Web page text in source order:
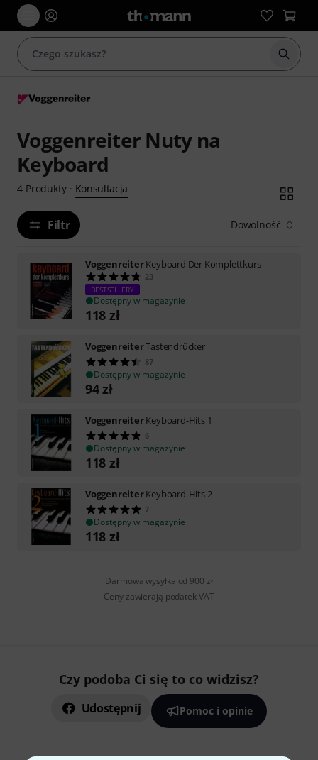
Voggenreiter Nuty na
Keyboard
4 Produkty· Konsultacja
Filtr Dowolność
VoggenreiterKeyboard Der Komplettkurs
23
BESTSELLERY
Dostępny w magazynie
118 zł
VoggenreiterTastendrücker
87
Dostępny w magazynie
94zł
VoggenreiterKeyboard-Hits 1
6
Dostępny w magazynie
118 zł
VoggenreiterKeyboard-Hits 2
7
Dostępny w magazynie
118 zł
Darmowa wysyłka od 900 zł
Ceny zawierają podatek VAT
Czy podoba Ci się to co widzisz?
Udostępnij Pomoc i opinie